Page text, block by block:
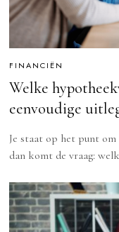
FINANCIËN
Welke
eenvoudige
Je staat op het punt
dan komt de vraag: